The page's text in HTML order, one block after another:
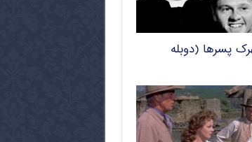
پسرها (دوبله